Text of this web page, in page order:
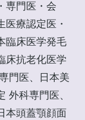
専門医・会
医療認定医・
臨床医学発毛
床抗老化医学
門医、日本美
外科専門医、
本頭蓋顎顔面